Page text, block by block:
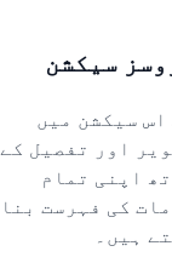
سیکشن
اس سیکشن میں
اور تفصیل کے
اپنی تمام
کی فہرست بنا
ہیں۔